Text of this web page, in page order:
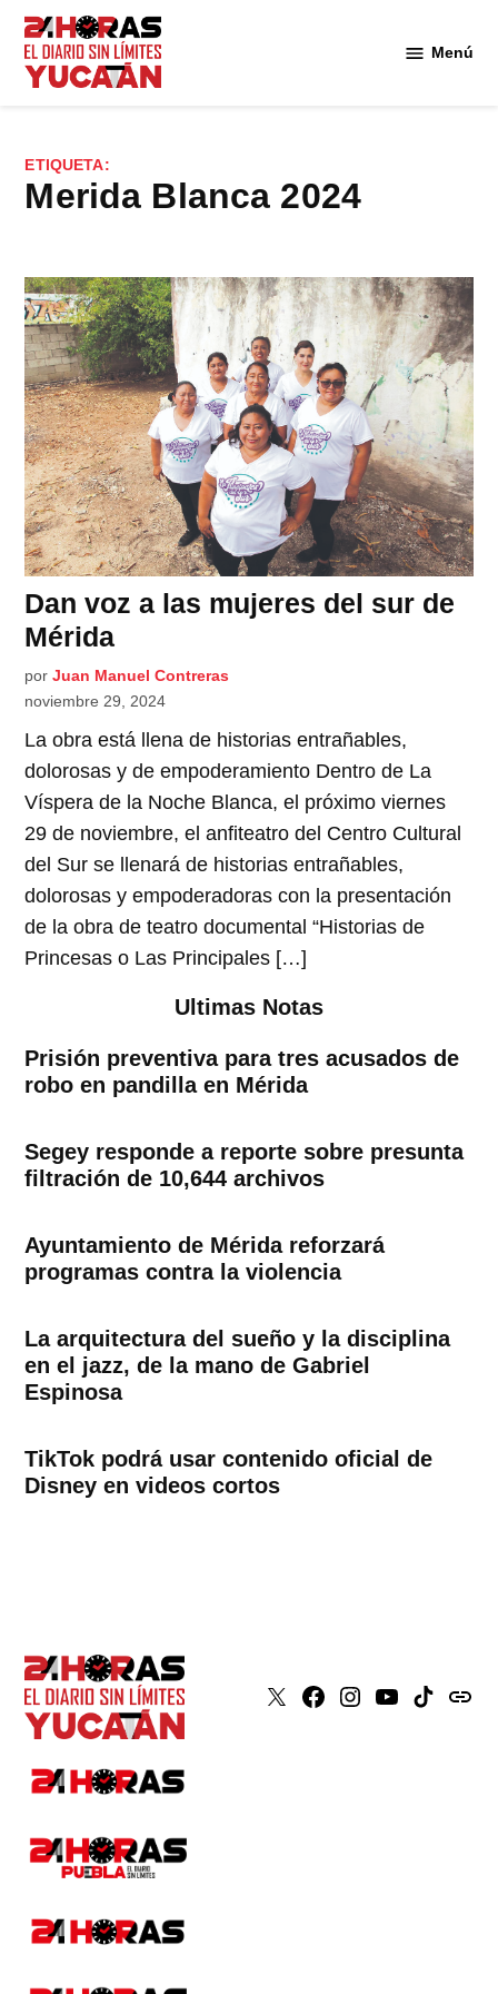
Saltar
contenido
Menú
ETIQUETA:
Merida Blanca 2024
Dan voz a las mujeres del sur de
Mérida
por Juan Manuel Contreras
noviembre 29, 2024
La obra está llena de historias entrañables,
dolorosas y de empoderamiento Dentro de La
Víspera de la Noche Blanca, el próximo viernes
29 de noviembre, el anfiteatro del Centro Cultural
del Sur se llenará de historias entrañables,
dolorosas y empoderadoras con la presentación
de la obra de teatro documental “Historias de
Princesas o Las Principales […]
Ultimas Notas
Prisión preventiva para tres acusados de
robo en pandilla en Mérida
Segey responde a reporte sobre presunta
filtración de 10,644 archivos
Ayuntamiento de Mérida reforzará
programas contra la violencia
La arquitectura del sueño y la disciplina
en el jazz, de la mano de Gabriel
Espinosa
TikTok podrá usar contenido oficial de
Disney en videos cortos
X Faceboook
Instagram
YoutubeTiktokissuu